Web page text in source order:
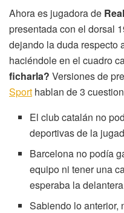
Ahora es jugadora de
presentada con el dorsal
dejando la duda respecto
haciéndole en el cuadro
ficharla? Versiones de
Sport hablan de 3
El club catalán no
deportivas de la
Barcelona no podía
equipo ni tener una
esperaba la
Sabiendo lo anterior,